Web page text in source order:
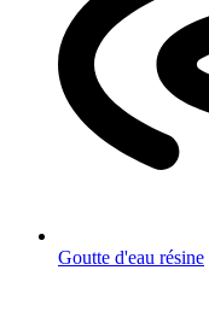
Goutte d'eau résine